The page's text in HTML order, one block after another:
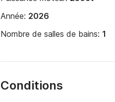
Année: 2026
Nombre de salles de bains: 1
Conditions